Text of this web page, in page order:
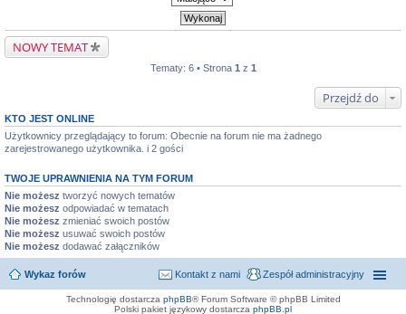
NOWY TEMAT
Tematy: 6 • Strona 1 z 1
Przejdź do
KTO JEST ONLINE
Użytkownicy przeglądający to forum: Obecnie na forum nie ma żadnego
zarejestrowanego użytkownika. i 2 gości
TWOJE UPRAWNIENIA NA TYM FORUM
Nie możesz tworzyć nowych tematów
Nie możesz odpowiadać w tematach
Nie możesz zmieniać swoich postów
Nie możesz usuwać swoich postów
Nie możesz dodawać załączników
Wykaz forów Zespół administracyjny
Kontakt z nami
Technologię dostarcza phpBB® Forum Software © phpBB Limited
Polski pakiet językowy dostarcza phpBB.pl